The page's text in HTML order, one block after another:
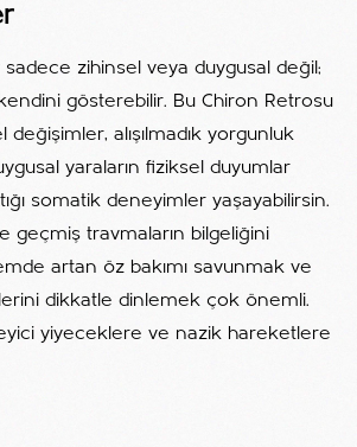
zihinsel veya duygusal değil;
gösterebilir. Bu Chiron Retrosu
değişimler, alışılmadık yorgunluk
yaraların fiziksel duyumlar
somatik deneyimler yaşayabilirsin.
geçmiş travmaların bilgeliğini
artan öz bakımı savunmak ve
dikkatle dinlemek çok önemli.
yiyeceklere ve nazik hareketlere